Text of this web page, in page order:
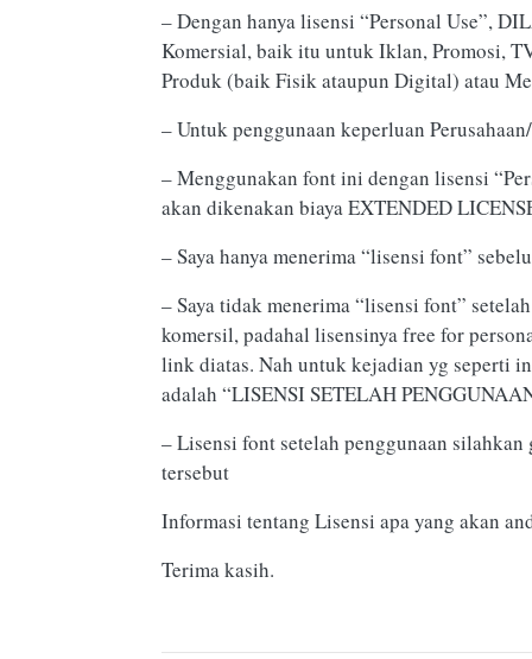
– Dengan hanya lisensi “Personal Use”,
Komersial, baik itu untuk Iklan, Promosi,
Produk (baik Fisik ataupun Digital) atau
– Untuk penggunaan keperluan
– Menggunakan font ini dengan lisensi
akan dikenakan biaya EXTENDED
– Saya hanya menerima “lisensi font”
– Saya tidak menerima “lisensi font”
komersil, padahal lisensinya free for
link diatas. Nah untuk kejadian yg seperti
adalah “LISENSI SETELAH
– Lisensi font setelah penggunaan
tersebut
Informasi tentang Lisensi apa yang akan
Terima kasih.